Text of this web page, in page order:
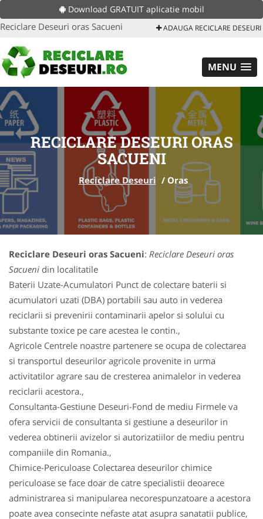
Download GRATUIT aplicatie mobil
Reciclare Deseuri oras Sacueni ADAUGA RECICLARE DESEURI
MENU
RECICLARE DESEURI ORAS
SACUENI
Reciclare Deseuri / Oras
Reciclare Deseuri oras Sacueni: Reciclare Deseuri oras
Sacueni din localitatile
Baterii Uzate-Acumulatori Punct de colectare baterii si
acumulatori uzati (DBA) portabili sau auto in vederea
reciclarii si prevenirii contaminarii apelor si solului cu
substante toxice pe care acestea le contin.,
Agricole Centrele noastre partenere se ocupa de colectarea
si transportul deseurilor agricole provenite in urma
activitatilor agrare sau de cresterea animalelor in vederea
reciclarii acestora.,
Consultanta-Gestiune Deseuri-Fond de mediu Firmele va
ofera servicii de consultanta si gestiune a deseurilor in
vederea obtinerii avizelor si autorizatiilor de mediu pentru
companiile din Romania.,
Chimice-Periculoase Colectarea deseurilor chimice
periculoase se face doar de catre specialistii deoarece
administrarea si manipularea necorespunzatoare a acestora
poate avea consecinte nefaste atat asupra sanatatii publice,